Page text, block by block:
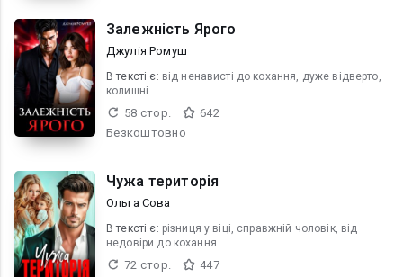
Залежність Ярого
Джулія Ромуш
В текcті є: від ненависті до кохання, дуже відверто,
колишні
58 стор.
642
Безкоштовно
Чужа територія
Ольга Сова
В текcті є: різниця у віці, справжній чоловік, від
недовіри до кохання
72 стор.
447